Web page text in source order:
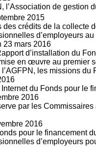
l’Association de gestion
2015
des crédits de la collecte
d’employeurs
23 mars 2016
d’installation du
en œuvre au premier
les missions
du Fonds pour le
2016
par les
2016
pour le financement
d’employeurs